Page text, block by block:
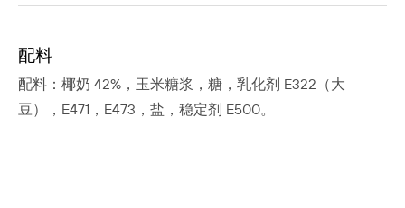
配料
配料：椰奶 42%，玉米糖浆，糖，乳化剂 E322（大
豆），E471，E473，盐，稳定剂 E500。